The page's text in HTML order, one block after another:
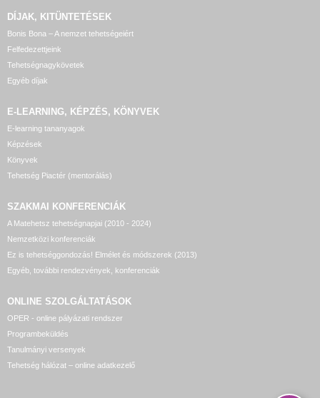
DÍJAK, KITÜNTETÉSEK
Bonis Bona – A nemzet tehetségeiért
Felfedezettjeink
Tehetségnagykövetek
Egyéb díjak
E-LEARNING, KÉPZÉS, KÖNYVEK
E-learning tananyagok
Képzések
Könyvek
Tehetség Piactér (mentorálás)
SZAKMAI KONFERENCIÁK
A Matehetsz tehetségnapjai (2010 - 2024)
Nemzetközi konferenciák
Ez is tehetséggondozás! Elmélet és módszerek (2013)
Egyéb, további rendezvények, konferenciák
ONLINE SZOLGÁLTATÁSOK
OPER - online pályázati rendszer
Programbeküldés
Tanulmányi versenyek
Tehetség hálózat – online adatkezelő